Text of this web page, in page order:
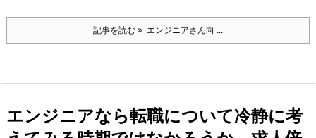
記事を読む エンジニアさん向 ...
エンジニアなら転職について冷静に考